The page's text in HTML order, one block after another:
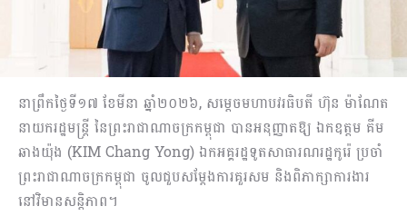
នាព្រឹកថ្ងៃទី១៧ ខែមីនា ឆ្នាំ២០២៦, សម្ដេចមហាបវរធិបតី ហ៊ុន ម៉ាណែត
នាយករដ្ឋមន្ត្រី នៃព្រះរាជាណាចក្រកម្ពុជា បានអនុញ្ញាតឱ្យ ឯកឧត្តម គីម
ឆាងយ៉ុង (KIM Chang Yong) ឯកអគ្គរដ្ឋទូតសាធារណរដ្ឋកូរ៉េ ប្រចាំ
ព្រះរាជាណាចក្រកម្ពុជា ចូលជួបសម្ដែងការគួរសម និងពិភាក្សាការងារ
នៅវិមានសន្ដិភាព។